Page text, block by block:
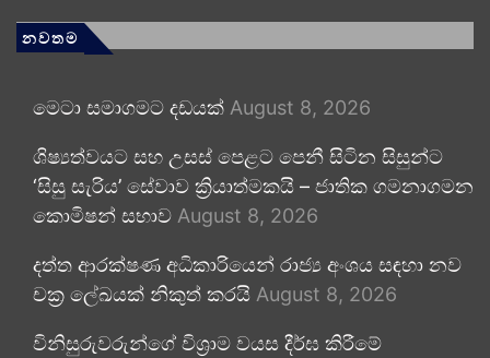
නවතම
මෙටා සමාගමට දඩයක් August 8, 2026
ශිෂ්‍යත්වයට සහ උසස් පෙළට පෙනී සිටින සිසුන්ට
‘සිසු සැරිය’ සේවාව ක්‍රියාත්මකයි – ජාතික ගමනාගමන
කොමිෂන් සභාව August 8, 2026
දත්ත ආරක්ෂණ අධිකාරියෙන් රාජ්‍ය අංශය සඳහා නව
චක්‍ර ලේඛයක් නිකුත් කරයි August 8, 2026
විනිසුරුවරුන්ගේ විශ්‍රාම වයස දීර්ඝ කිරීමේ